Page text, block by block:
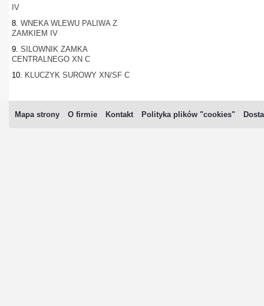
IV
8. WNEKA WLEWU PALIWA Z
ZAMKIEM IV
9. SILOWNIK ZAMKA
CENTRALNEGO XN C
10. KLUCZYK SUROWY XN/SF C
Mapa strony O firmie Kontakt Polityka plików "cookies"